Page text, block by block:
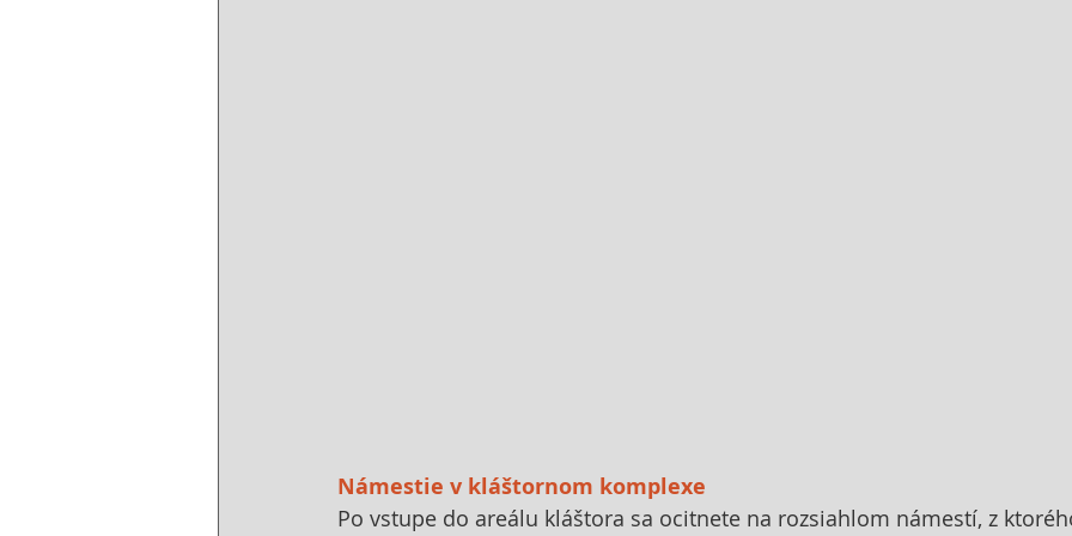
Námestie v kláštornom komplexe
Po vstupe do areálu kláštora sa ocitnete na rozsiahlom námestí, z